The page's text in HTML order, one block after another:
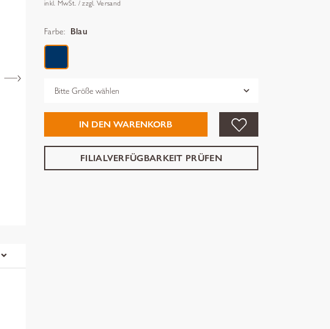
inkl. MwSt. / zzgl. Versand
Farbe: Blau
Grösse
IN DEN WARENKORB
FILIALVERFÜGBARKEIT PRÜFEN